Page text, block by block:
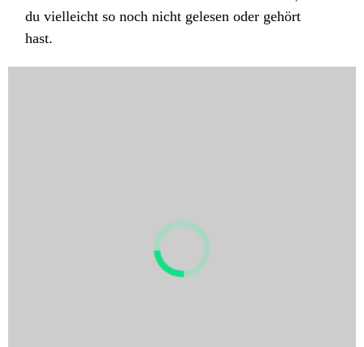
du vielleicht so noch nicht gelesen oder gehört
hast.